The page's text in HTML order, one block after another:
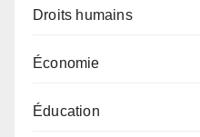
Droits humains
Économie
Éducation